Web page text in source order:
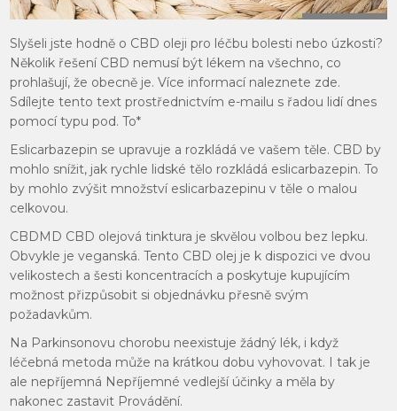
Slyšeli jste hodně o CBD oleji pro léčbu bolesti nebo úzkosti?
Několik řešení CBD nemusí být lékem na všechno, co
prohlašují, že obecně je. Více informací naleznete zde.
Sdílejte tento text prostřednictvím e-mailu s řadou lidí dnes
pomocí typu pod. To*
Eslicarbazepin se upravuje a rozkládá ve vašem těle. CBD by
mohlo snížit, jak rychle lidské tělo rozkládá eslicarbazepin. To
by mohlo zvýšit množství eslicarbazepinu v těle o malou
celkovou.
CBDMD CBD olejová tinktura je skvělou volbou bez lepku.
Obvykle je veganská. Tento CBD olej je k dispozici ve dvou
velikostech a šesti koncentracích a poskytuje kupujícím
možnost přizpůsobit si objednávku přesně svým
požadavkům.
Na Parkinsonovu chorobu neexistuje žádný lék, i když
léčebná metoda může na krátkou dobu vyhovovat. I tak je
ale nepříjemná Nepříjemné vedlejší účinky a měla by
nakonec zastavit Provádění.